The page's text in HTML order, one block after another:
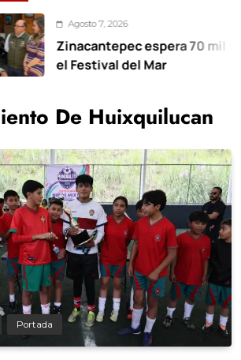
Agosto 7, 2026
espera 70 mil visitantes
Festival del Mar
De Huixquilucan
Portada